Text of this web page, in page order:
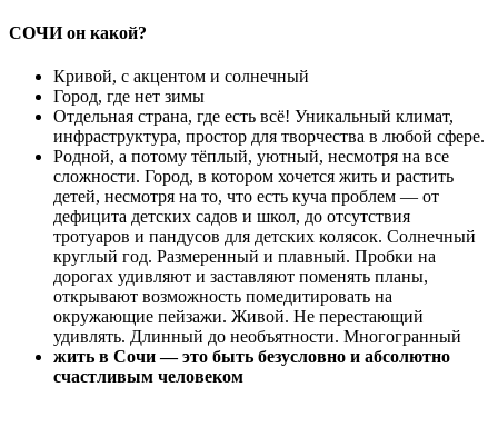
СОЧИ он какой?
Кривой, с акцентом и солнечный
Город, где нет зимы
Отдельная страна, где есть всё! Уникальный климат,
инфраструктура, простор для творчества в любой сфере.
Родной, а потому тёплый, уютный, несмотря на все
сложности. Город, в котором хочется жить и растить
детей, несмотря на то, что есть куча проблем — от
дефицита детских садов и школ, до отсутствия
тротуаров и пандусов для детских колясок. Солнечный
круглый год. Размеренный и плавный. Пробки на
дорогах удивляют и заставляют поменять планы,
открывают возможность помедитировать на
окружающие пейзажи. Живой. Не перестающий
удивлять. Длинный до необъятности. Многогранный
жить в Сочи — это быть безусловно и абсолютно
счастливым человеком